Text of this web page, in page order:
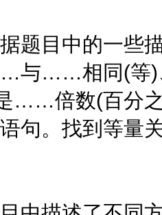
目中的一些描
与……相同(
倍数(百分之
句。找到等量